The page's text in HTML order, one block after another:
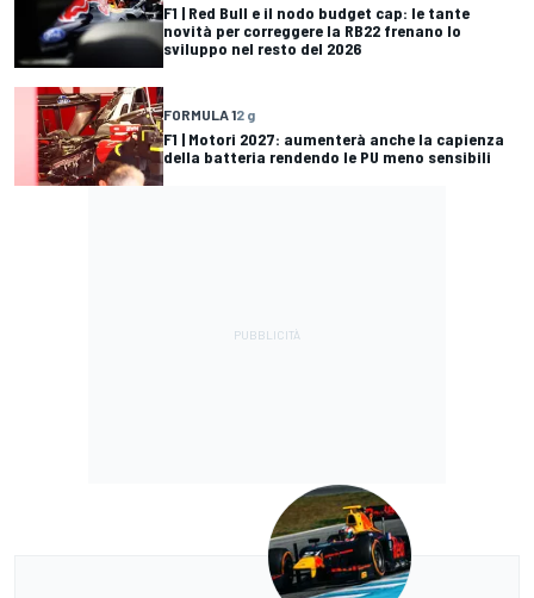
F1 | Red Bull e il nodo budget cap: le tante
novità per correggere la RB22 frenano lo
sviluppo nel resto del 2026
FORMULA 12 g
F1 | Motori 2027: aumenterà anche la capienza
della batteria rendendo le PU meno sensibili